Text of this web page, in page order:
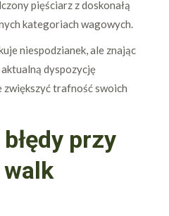
pięściarz z doskonałą
kategoriach wagowych.
niespodzianek, ale znając
dyspozycję
zwiększyć trafność swoich
przy